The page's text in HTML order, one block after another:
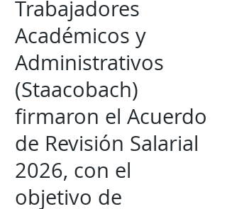
Trabajadores
Académicos y
Administrativos
(Staacobach)
firmaron el Acuerdo
de Revisión Salarial
2026, con el
objetivo de